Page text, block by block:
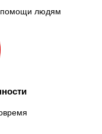
помощи людям